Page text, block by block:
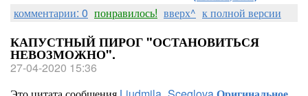
комментарии: 0 понравилось! вверх^ к полной версии
КАПУСТНЫЙ ПИРОГ "ОСТАНОВИТЬСЯ
НЕВОЗМОЖНО".
27-04-2020 15:36